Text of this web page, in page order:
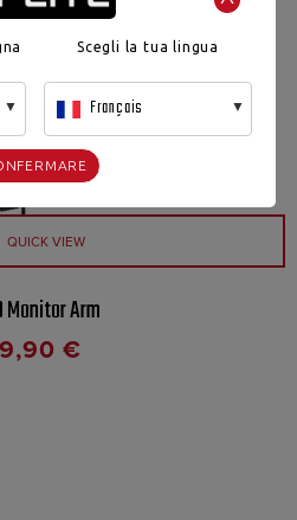
QUICK VIEW
Monitor Arm
€
Scegli la tua lingua
Français